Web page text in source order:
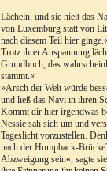
Lächeln, und sie hielt das
von Luxemburg statt von
nach diesem Teil hier
Trotz ihrer Anspannung
Grundbuch, das
stammt.«
»Arsch der Welt würde
und ließ das Navi in ihren
Kommt dir hier irgendwas
Nessie sah sich um und
Tageslicht vorzustellen.
nach der Humpback-
Abzweigung sein«, sagte